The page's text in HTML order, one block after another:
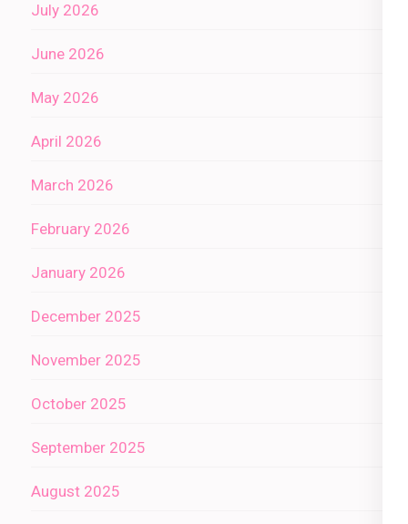
July 2026
June 2026
May 2026
April 2026
March 2026
February 2026
January 2026
December 2025
November 2025
October 2025
September 2025
August 2025